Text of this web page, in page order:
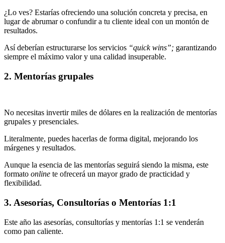
¿Lo ves? Estarías ofreciendo una solución concreta y precisa, en
lugar de abrumar o confundir a tu cliente ideal con un montón de
resultados.
Así deberían estructurarse los servicios “quick wins”; garantizando
siempre el máximo valor y una calidad insuperable.
2. Mentorías grupales
No necesitas invertir miles de dólares en la realización de mentorías
grupales y presenciales.
Literalmente, puedes hacerlas de forma digital, mejorando los
márgenes y resultados.
Aunque la esencia de las mentorías seguirá siendo la misma, este
formato online te ofrecerá un mayor grado de practicidad y
flexibilidad.
3. Asesorías, Consultorías o Mentorías 1:1
Este año las asesorías, consultorías y mentorías 1:1 se venderán
como pan caliente.